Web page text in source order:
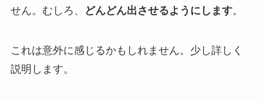
せん。むしろ、
どんどん出させるようにします。
これは意外に感じるかもしれません。少し詳しく
説明します。